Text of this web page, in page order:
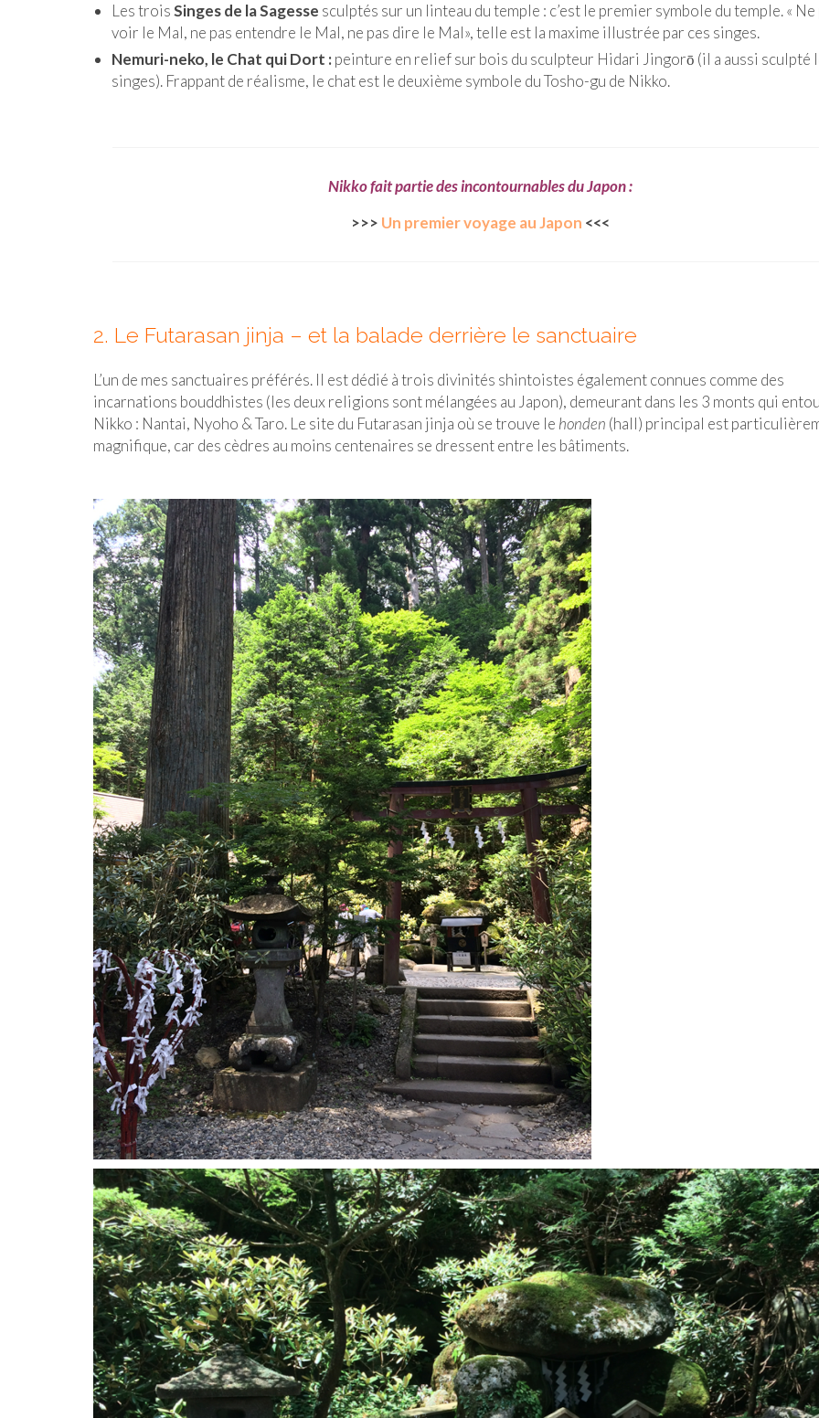
Les troisSinges de la Sagesse sculptés sur un linteau du temple : c’est le premier symbole du temple. « Ne
voir le Mal, ne pas entendre le Mal, ne pas dire le Mal», telle est la maxime illustrée par ces singes.
Nemuri-neko, le Chat qui Dort :peinture en relief sur bois du sculpteur Hidari Jingorō (il a aussi sculpté
singes). Frappant de réalisme, le chat est le deuxième symbole du Tosho-gu de Nikko.
Nikko fait partie des incontournables du Japon :
>>> Un premier voyage au Japon <<<
2. Le Futarasan jinja – et la balade derrière le sanctuaire
L’un de mes sanctuaires préférés. Il est dédié à trois divinités shintoistes également connues comme des
incarnations bouddhistes (les deux religions sont mélangées au Japon), demeurant dans les 3 monts qui
Nikko : Nantai, Nyoho & Taro. Le site du Futarasan jinja où se trouve le honden (hall) principal est
magnifique, car des cèdres au moins centenaires se dressent entre les bâtiments.